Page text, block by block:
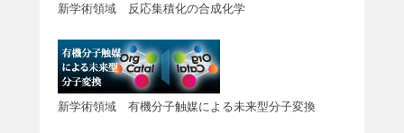
新学術領域 反応集積化の合成化学
新学術領域 有機分子触媒による未来型分子変換